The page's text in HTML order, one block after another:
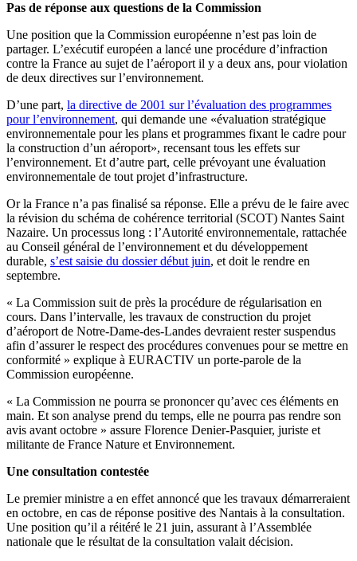
Pas de réponse aux questions de la Commission
Une position que la Commission européenne n’est pas loin de
partager. L’exécutif européen a lancé une procédure d’infraction
contre la France au sujet de l’aéroport il y a deux ans, pour violation
de deux directives sur l’environnement.
D’une part, la directive de 2001 sur l’évaluation des programmes
pour l’environnement, qui demande une «évaluation stratégique
environnementale pour les plans et programmes fixant le cadre pour
la construction d’un aéroport», recensant tous les effets sur
l’environnement. Et d’autre part, celle prévoyant une évaluation
environnementale de tout projet d’infrastructure.
Or la France n’a pas finalisé sa réponse. Elle a prévu de le faire avec
la révision du schéma de cohérence territorial (SCOT) Nantes Saint
Nazaire. Un processus long : l’Autorité environnementale, rattachée
au Conseil général de l’environnement et du développement
durable, s’est saisie du dossier début juin, et doit le rendre en
septembre.
« La Commission suit de près la procédure de régularisation en
cours. Dans l’intervalle, les travaux de construction du projet
d’aéroport de Notre-Dame-des-Landes devraient rester suspendus
afin d’assurer le respect des procédures convenues pour se mettre en
conformité » explique à EURACTIV un porte-parole de la
Commission européenne.
« La Commission ne pourra se prononcer qu’avec ces éléments en
main. Et son analyse prend du temps, elle ne pourra pas rendre son
avis avant octobre » assure Florence Denier-Pasquier, juriste et
militante de France Nature et Environnement.
Une consultation contestée
Le premier ministre a en effet annoncé que les travaux démarreraient
en octobre, en cas de réponse positive des Nantais à la consultation.
Une position qu’il a réitéré le 21 juin, assurant à l’Assemblée
nationale que le résultat de la consultation valait décision.